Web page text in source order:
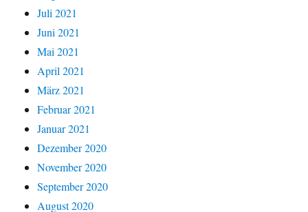
Juli 2021
Juni 2021
Mai 2021
April 2021
März 2021
Februar 2021
Januar 2021
Dezember 2020
November 2020
September 2020
August 2020